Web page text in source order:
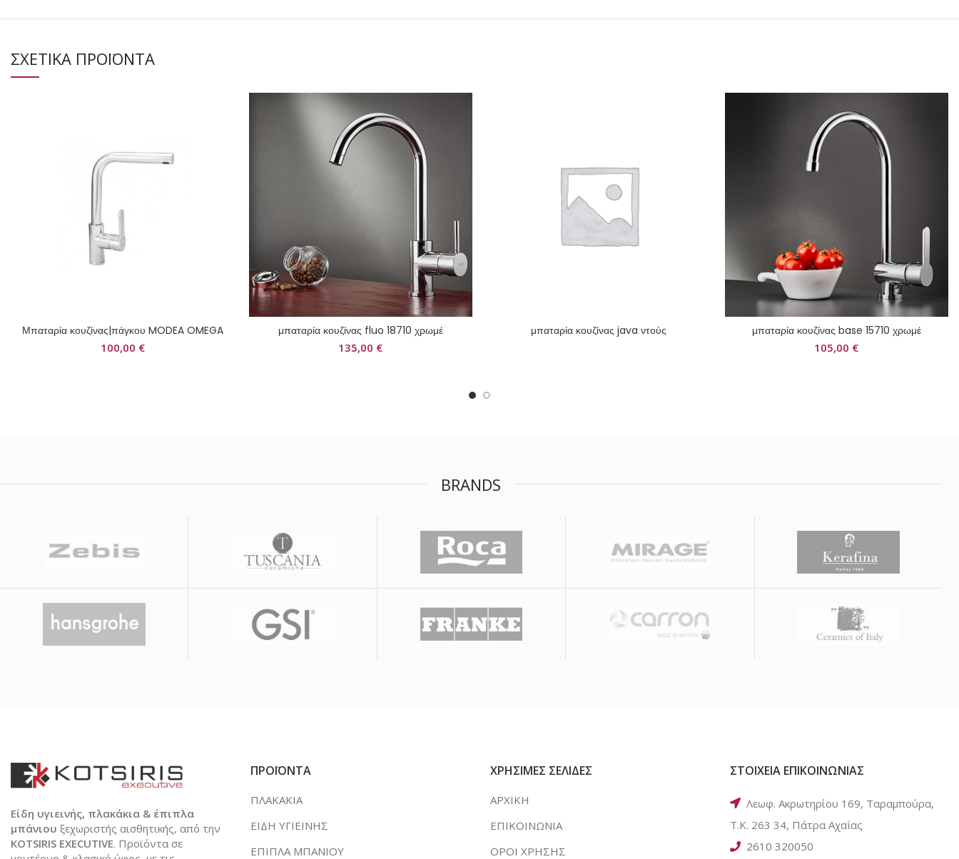
ΣΧΕΤΙΚΑ ΠΡΟΪΟΝΤΑ
Μπαταρία κουζίνας|πάγκου MODEA OMEGA
100,00 €
μπαταρία κουζίνας fluo 18710 χρωμέ
135,00 €
μπαταρία κουζίνας java ντούς
μπαταρία κουζίνας base 15710 χρωμέ
105,00 €
BRANDS
Είδη υγιεινής, πλακάκια & έπιπλα
μπάνιου ξεχωριστής αισθητικής, από την
KOTSIRIS EXECUTIVE. Προϊόντα σε
ΠΡΟΪΟΝΤΑ
ΠΛΑΚΑΚΙΑ
ΕΙΔΗ ΥΓΙΕΙΝΗΣ
ΕΠΙΠΛΑ ΜΠΑΝΙΟΥ
ΧΡΗΣΙΜΕΣ ΣΕΛΙΔΕΣ
ΑΡΧΙΚΗ
ΕΠΙΚΟΙΝΩΝΙΑ
ΟΡΟΙ ΧΡΗΣΗΣ
ΣΤΟΙΧΕΙΑ ΕΠΙΚΟΙΝΩΝΙΑΣ
Λεωφ. Ακρωτηρίου 169, Ταραμπούρα,
Τ.Κ. 263 34, Πάτρα Αχαΐας
2610 320050